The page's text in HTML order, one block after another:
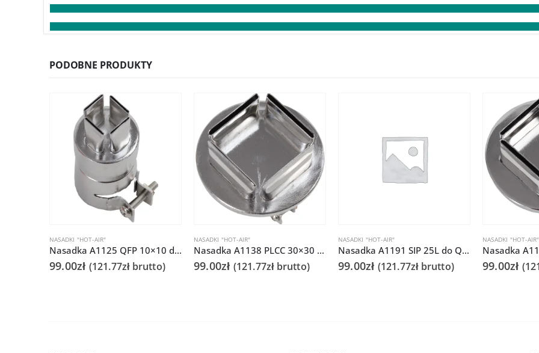
PODOBNE PRODUKTY
NASADKI "HOT-AIR"
Nasadka A1125 QFP 10×10 do Quick 861DS/855PG/706
99.00zł (121.77złbrutto)
NASADKI "HOT-AIR"
Nasadka A1138 PLCC 30×30 do Quick 861DS/855PG/706
99.00zł (121.77złbrutto)
NASADKI "HOT-AIR"
Nasadka A1191 SIP 25L do Quick 861DS/855PG/706
99.00zł (121.77złbrutto)
NASADKI "HOT-AIR"
99.00zł (